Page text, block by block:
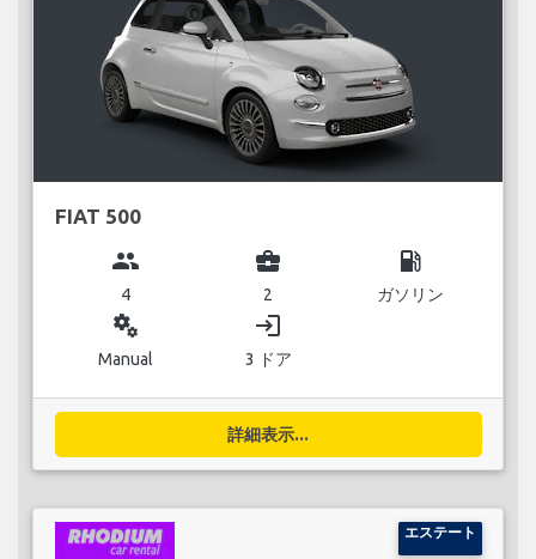
FIAT 500
group
4
business_center
2
local_gas_station
ガソリン
miscellaneous_services
Manual
login
3 ドア
詳細表示...
エステート